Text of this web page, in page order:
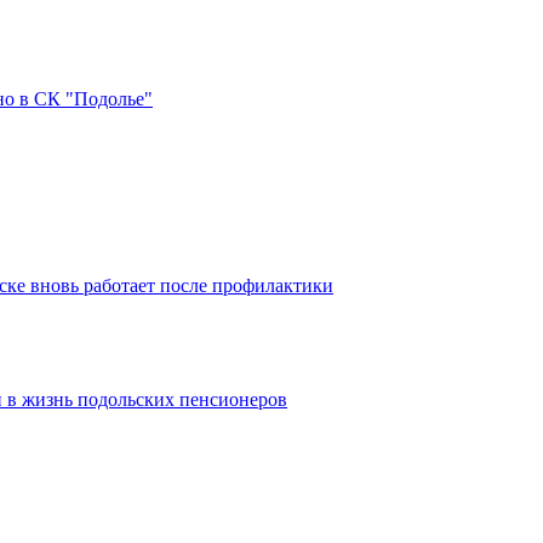
в СК "Подолье"
вновь работает после профилактики
жизнь подольских пенсионеров